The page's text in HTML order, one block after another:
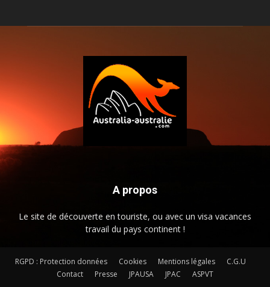
A propos
Le site de découverte en touriste, ou avec un visa vacances
travail du pays continent !
RGPD : Protection données Cookies Mentions légales
C.G.U
Contact
Presse JPAUSA JPAC ASPVT